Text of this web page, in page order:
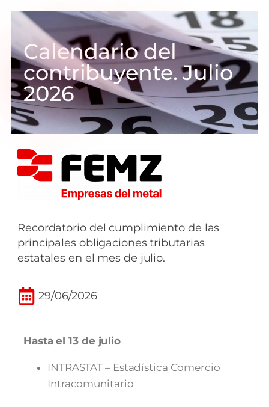
Calendario del
contribuyente. Julio
2026
Recordatorio del cumplimiento de las
principales obligaciones tributarias
estatales en el mes de julio.
29/06/2026
Hasta el 13 de julio
INTRASTAT – Estadística Comercio
Intracomunitario